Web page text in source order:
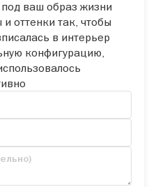
ваш образ жизни
оттенки так, чтобы
в интерьер
конфигурацию,